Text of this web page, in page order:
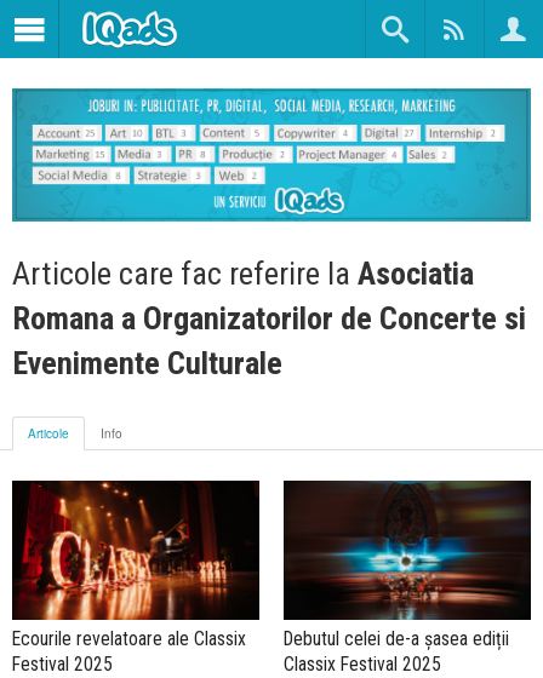
Articole care fac referire la Asociatia
Romana a Organizatorilor de Concerte si
Evenimente Culturale
Articole Info
Ecourile revelatoare ale Classix
Festival 2025
Debutul celei de-a șasea ediții
Classix Festival 2025